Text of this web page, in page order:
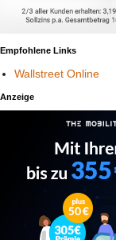
Empfohlene Links
Wallstreet Online
Anzeige